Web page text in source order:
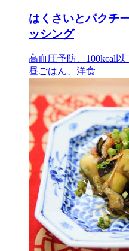
はくさいとパクチ
ッシング
高血圧予防、100kcal
昼ごはん、洋食